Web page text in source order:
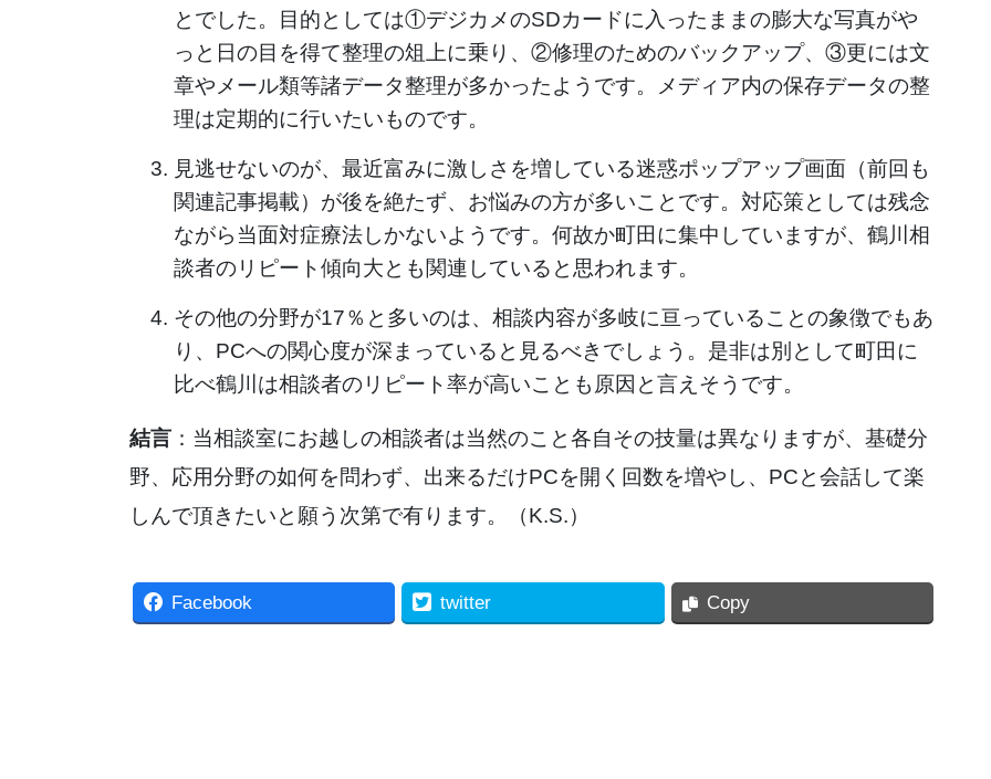
とでした。目的としては①デジカメのSDカードに入ったままの膨大な写真がや
っと日の目を得て整理の俎上に乗り、②修理のためのバックアップ、③更には文
章やメール類等諸データ整理が多かったようです。メディア内の保存データの整
理は定期的に行いたいものです。
見逃せないのが、最近富みに激しさを増している迷惑ポップアップ画面（前回も
関連記事掲載）が後を絶たず、お悩みの方が多いことです。対応策としては残念
ながら当面対症療法しかないようです。何故か町田に集中していますが、鶴川相
談者のリピート傾向大とも関連していると思われます。
その他の分野が17％と多いのは、相談内容が多岐に亘っていることの象徴でもあ
り、PCへの関心度が深まっていると見るべきでしょう。是非は別として町田に
比べ鶴川は相談者のリピート率が高いことも原因と言えそうです。
結言 ：当相談室にお越しの相談者は当然のこと各自その技量は異なりますが、基礎分
野、応用分野の如何を問わず、出来るだけPCを開く回数を増やし、PCと会話して楽
しんで頂きたいと願う次第で有ります。（K.S.）
Facebook twitter Copy